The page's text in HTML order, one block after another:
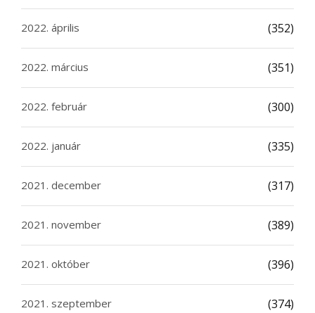
2022. április (352)
2022. március (351)
2022. február (300)
2022. január (335)
2021. december (317)
2021. november (389)
2021. október (396)
2021. szeptember (374)